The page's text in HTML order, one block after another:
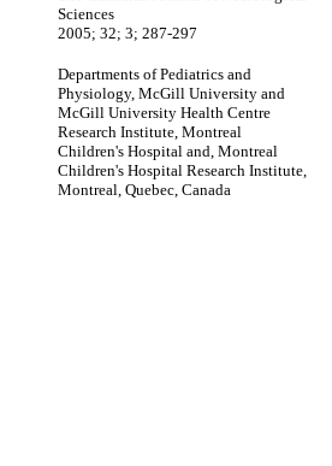
Sciences
2005; 32; 3; 287-297
Departments of Pediatrics and
Physiology, McGill University and
McGill University Health Centre
Research Institute, Montreal
Children's Hospital and, Montreal
Children's Hospital Research Institute,
Montreal, Quebec, Canada